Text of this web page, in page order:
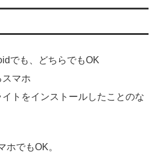
でも、どちらでもOK
マホ
トをインストールしたことのな
ホでもOK。